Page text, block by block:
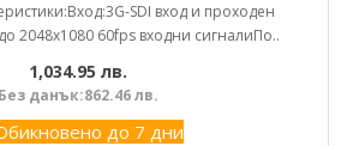
SDI вход и проходен
2048x1080 60fps входни сигналиПо..
1,034.95 лв.
Без данък:862.46 лв.
до 7 дни